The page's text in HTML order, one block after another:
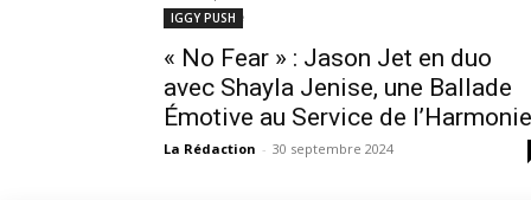
IGGY PUSH
« No Fear » : Jason Jet en duo
avec Shayla Jenise, une Ballade
Émotive au Service de l’Harmonie
La Rédaction - 30 septembre 2024